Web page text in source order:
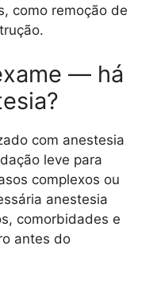
como remoção de
— há
com anestesia
leve para
complexos ou
anestesia
comorbidades e
antes do